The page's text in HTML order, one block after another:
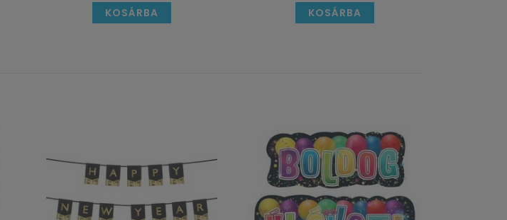
vagyunk!
ehhez?
dekorokat és még sok mást is.
Görgess lejjebb, tedd a
eltérhet az egész évben megszokottól december végén.Kattints
KOSÁRBA
KOSÁRBA